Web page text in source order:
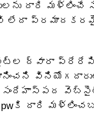
దారి
లేదా
ద్వారా
సందేహాస్పద
దారి